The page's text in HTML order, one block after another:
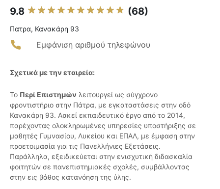
9.8 (68)
Πατρα, Κανακάρη 93
Εμφάνιση αριθμού τηλεφώνου
Σχετικά με την εταιρεία:
Το Περί Επιστημών λειτουργεί ως σύγχρονο
φροντιστήριο στην Πάτρα, με εγκαταστάσεις στην οδό
Κανακάρη 93. Ασκεί εκπαιδευτικό έργο από το 2014,
παρέχοντας ολοκληρωμένες υπηρεσίες υποστήριξης σε
μαθητές Γυμνασίου, Λυκείου και ΕΠΑΛ, με έμφαση στην
προετοιμασία για τις Πανελλήνιες Εξετάσεις.
Παράλληλα, εξειδικεύεται στην ενισχυτική διδασκαλία
φοιτητών σε πανεπιστημιακές σχολές, συμβάλλοντας
στην εις βάθος κατανόηση της ύλης.